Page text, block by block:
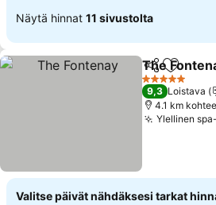
Näytä hinnat 11 sivustolta
Jaa Lisää
The
5 Tähtiluokitus
9,3 Loistava
4.1 km
Ylellinen
Valitse päivät nähdäksesi tarkat